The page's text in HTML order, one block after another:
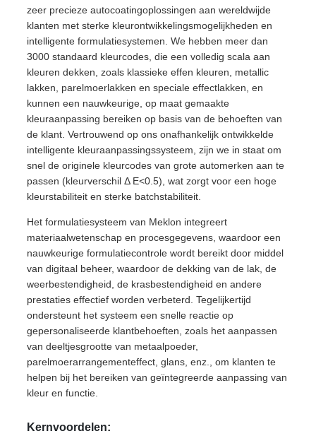
zeer precieze autocoatingoplossingen aan wereldwijde
klanten met sterke kleurontwikkelingsmogelijkheden en
intelligente formulatiesystemen. We hebben meer dan
3000 standaard kleurcodes, die een volledig scala aan
kleuren dekken, zoals klassieke effen kleuren, metallic
lakken, parelmoerlakken en speciale effectlakken, en
kunnen een nauwkeurige, op maat gemaakte
kleuraanpassing bereiken op basis van de behoeften van
de klant. Vertrouwend op ons onafhankelijk ontwikkelde
intelligente kleuraanpassingssysteem, zijn we in staat om
snel de originele kleurcodes van grote automerken aan te
passen (kleurverschil Δ E<0.5), wat zorgt voor een hoge
kleurstabiliteit en sterke batchstabiliteit.
Het formulatiesysteem van Meklon integreert
materiaalwetenschap en procesgegevens, waardoor een
nauwkeurige formulatiecontrole wordt bereikt door middel
van digitaal beheer, waardoor de dekking van de lak, de
weerbestendigheid, de krasbestendigheid en andere
prestaties effectief worden verbeterd. Tegelijkertijd
ondersteunt het systeem een snelle reactie op
gepersonaliseerde klantbehoeften, zoals het aanpassen
van deeltjesgrootte van metaalpoeder,
parelmoerarrangementeffect, glans, enz., om klanten te
helpen bij het bereiken van geïntegreerde aanpassing van
kleur en functie.
Kernvoordelen: